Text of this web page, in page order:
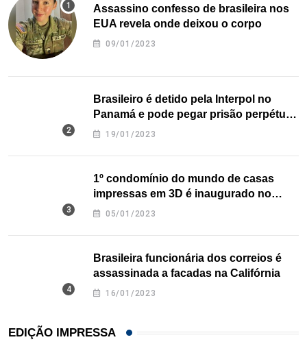
Assassino confesso de brasileira nos
EUA revela onde deixou o corpo
09/01/2023
Brasileiro é detido pela Interpol no
Panamá e pode pegar prisão perpétua
nos EUA
19/01/2023
1º condomínio do mundo de casas
impressas em 3D é inaugurado no
Texas
05/01/2023
Brasileira funcionária dos correios é
assassinada a facadas na Califórnia
16/01/2023
EDIÇÃO IMPRESSA